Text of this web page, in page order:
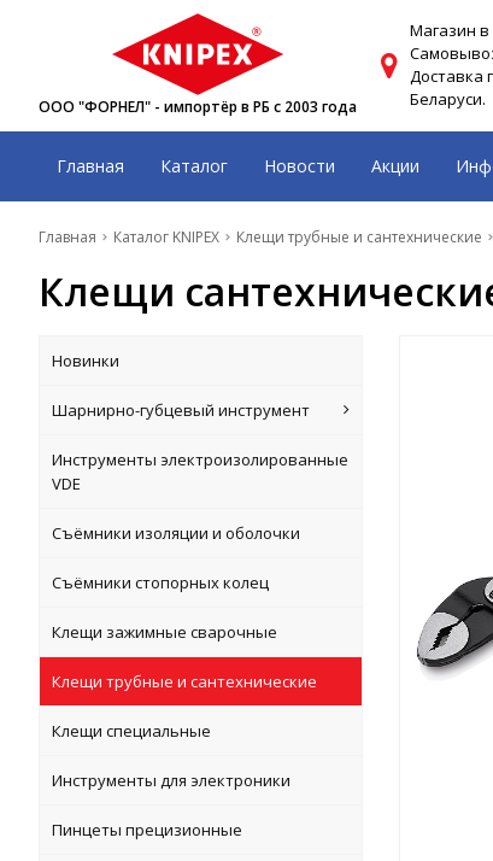
ООО "ФОРНЕЛ" - импортёр в РБ с 2003 года
Магазин
Доставка
Беларуси.
Главная Каталог Новости Акции
Главная Каталог KNIPEX Клещи трубные и сантехнические
Клещи
Новинки
Шарнирно-губцевый инструмент
Инструменты электроизолированные
VDE
Съёмники изоляции и оболочки
Съёмники стопорных колец
Клещи зажимные сварочные
Клещи трубные и сантехнические
Клещи специальные
Инструменты для электроники
Пинцеты прецизионные